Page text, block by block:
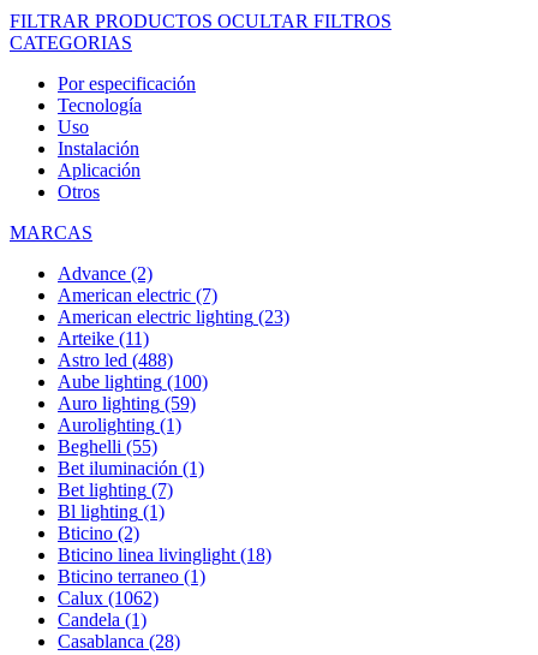
FILTRAR PRODUCTOS OCULTAR FILTROS
CATEGORIAS
Por especificación
Tecnología
Uso
Instalación
Aplicación
Otros
MARCAS
Advance (2)
American electric (7)
American electric lighting (23)
Arteike (11)
Astro led (488)
Aube lighting (100)
Auro lighting (59)
Aurolighting (1)
Beghelli (55)
Bet iluminación (1)
Bet lighting (7)
Bl lighting (1)
Bticino (2)
Bticino linea livinglight (18)
Bticino terraneo (1)
Calux (1062)
Candela (1)
Casablanca (28)